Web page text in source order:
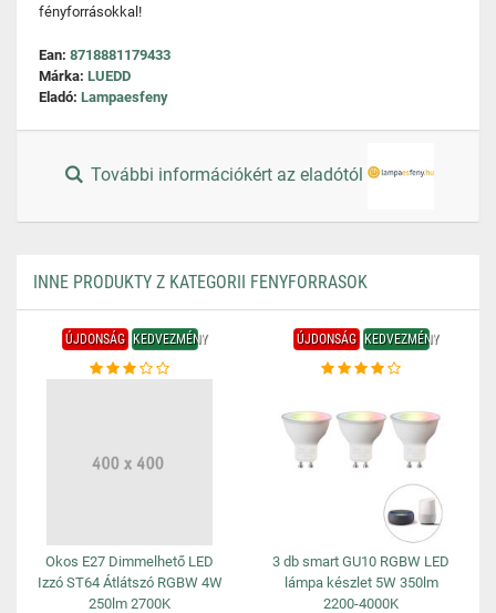
fényforrásokkal!
Ean: 8718881179433
Márka: LUEDD
Eladó: Lampaesfeny
További információkért az eladótól
INNE PRODUKTY Z KATEGORII FENYFORRASOK
ÚJDONSÁG KEDVEZMÉNY
Okos E27 Dimmelhető LED
Izzó ST64 Átlátszó RGBW 4W
250lm 2700K
ÚJDONSÁG KEDVEZMÉNY
3 db smart GU10 RGBW LED
lámpa készlet 5W 350lm
2200-4000K